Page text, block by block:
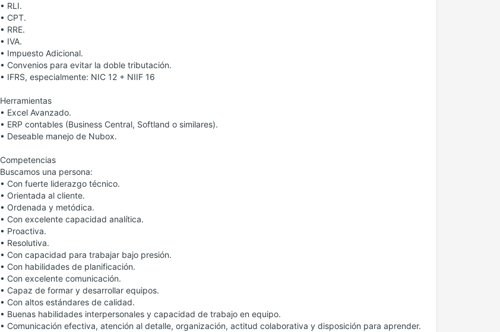
• RLI.
• CPT.
• RRE.
• IVA.
• Impuesto Adicional.
• Convenios para evitar la doble tributación.
• IFRS, especialmente: NIC 12 + NIIF 16
Herramientas
• Excel Avanzado.
• ERP contables (Business Central, Softland o similares).
• Deseable manejo de Nubox.
Competencias
Buscamos una persona:
• Con fuerte liderazgo técnico.
• Orientada al cliente.
• Ordenada y metódica.
• Con excelente capacidad analítica.
• Proactiva.
• Resolutiva.
• Con capacidad para trabajar bajo presión.
• Con habilidades de planificación.
• Con excelente comunicación.
• Capaz de formar y desarrollar equipos.
• Con altos estándares de calidad.
• Buenas habilidades interpersonales y capacidad de trabajo en equipo.
• Comunicación efectiva, atención al detalle, organización, actitud colaborativa y disposición para aprender.